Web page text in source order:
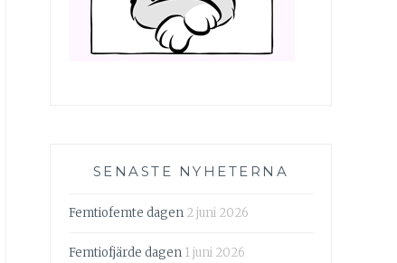
SENASTE NYHETERNA
Femtiofemte dagen 2 juni 2026
Femtiofjärde dagen 1 juni 2026